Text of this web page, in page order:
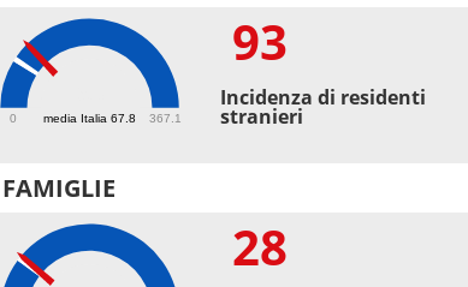
media Italia 67.8
0 367.1
93
Incidenza di residenti
stranieri
FAMIGLIE
28